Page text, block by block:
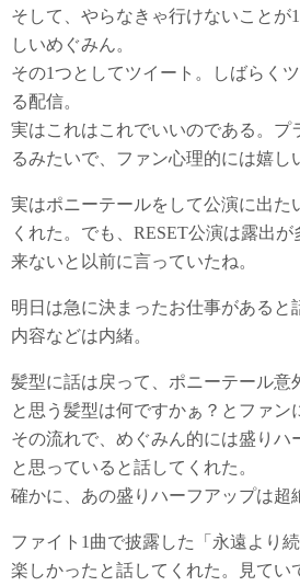
そして、やらなきゃ行けないことが
しいめぐみん。
その1つとしてツイート。しばらく
る配信。
実はこれはこれでいいのである。プ
るみたいで、ファン心理的には嬉し
実はポニーテールをして公演に出た
くれた。でも、RESET公演は露出
来ないと以前に言っていたね。
明日は急に決まったお仕事があると
内容などは内緒。
髪型に話は戻って、ポニーテール意
と思う髪型は何ですかぁ？とファン
その流れで、めぐみん的には盛りハ
と思っていると話してくれた。
確かに、あの盛りハーフアップは超
ファイト1曲で披露した「永遠より
楽しかったと話してくれた。見てい